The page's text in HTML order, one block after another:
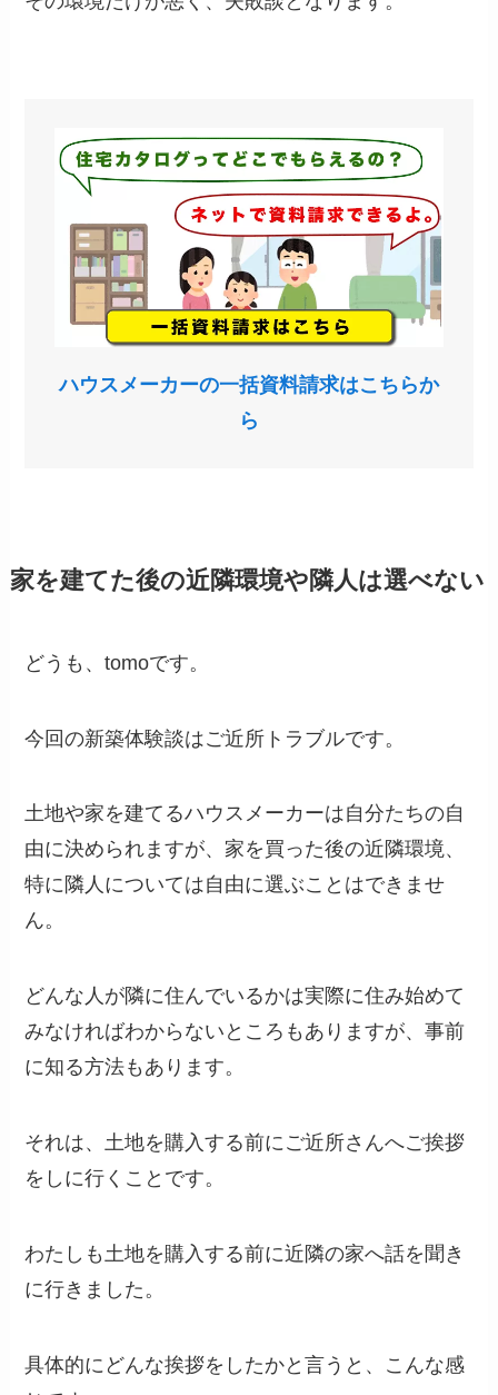
ハウスメーカーの一括資料請求はこちらか
ら
家を建てた後の近隣環境や隣人は選べない
どうも、tomoです。
今回の新築体験談はご近所トラブルです。
土地や家を建てるハウスメーカーは自分たちの自
由に決められますが、家を買った後の近隣環境、
特に隣人については自由に選ぶことはできませ
ん。
どんな人が隣に住んでいるかは実際に住み始めて
みなければわからないところもありますが、事前
に知る方法もあります。
それは、土地を購入する前にご近所さんへご挨拶
をしに行くことです。
わたしも土地を購入する前に近隣の家へ話を聞き
に行きました。
具体的にどんな挨拶をしたかと言うと、こんな感